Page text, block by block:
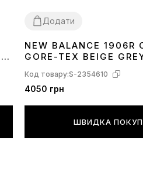
Додати
4142 43444546
NEW BALANCE 1906R
GORE-TEX BEIGE
Код товару:S-2354610
4050 грн
ШВИДКА